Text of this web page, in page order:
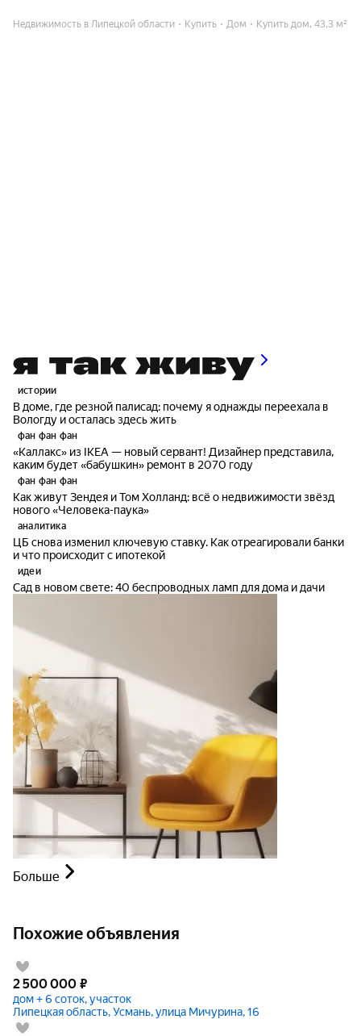
Недвижимость в Липецкой области Купить Дом Купить дом, 43,3 м²
истории
В доме, где резной палисад: почему я однажды переехала в
Вологду и осталась здесь жить
фан фан фан
«Каллакс» из IKEA — новый сервант! Дизайнер представила,
каким будет «бабушкин» ремонт в 2070 году
фан фан фан
Как живут Зендея и Том Холланд: всё о недвижимости звёзд
нового «Человека-паука»
аналитика
ЦБ снова изменил ключевую ставку. Как отреагировали банки
и что происходит с ипотекой
идеи
Сад в новом свете: 40 беспроводных ламп для дома и дачи
Больше
Похожие объявления
2 500 000 ₽
дом + 6 соток, участок
Липецкая область, Усмань, улица Мичурина, 16